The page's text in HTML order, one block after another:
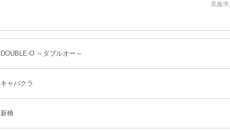
DOUBLE-O ～ダブルオー～
キャバクラ
新橋